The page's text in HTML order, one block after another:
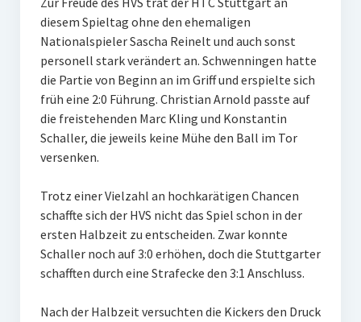
W U16
W U12
M U18
M U12
Internationale Hallenhockeyturnier
diesem Spieltag ohne den ehemaligen
Nationalspieler Sascha Reinelt und auch sonst
personell stark verändert an. Schwenningen hatte
die Partie von Beginn an im Griff und erspielte sich
früh eine 2:0 Führung. Christian Arnold passte auf
die freistehenden Marc Kling und Konstantin
Schaller, die jeweils keine Mühe den Ball im Tor
versenken.
Trotz einer Vielzahl an hochkarätigen Chancen
schaffte sich der HVS nicht das Spiel schon in der
ersten Halbzeit zu entscheiden. Zwar konnte
Schaller noch auf 3:0 erhöhen, doch die Stuttgarter
schafften durch eine Strafecke den 3:1 Anschluss.
Nach der Halbzeit versuchten die Kickers den Druck